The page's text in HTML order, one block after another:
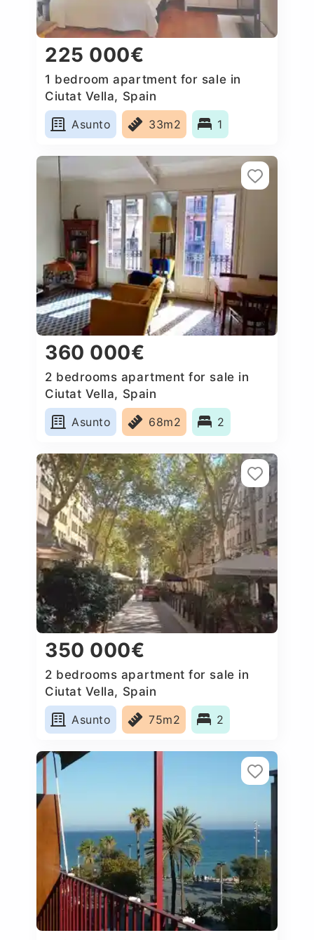
225 000€
1 bedroom apartment for sale in
Ciutat Vella, Spain
Asunto
33m2 1
360 000€
2 bedrooms apartment for sale in
Ciutat Vella, Spain
Asunto
68m2 2
350 000€
2 bedrooms apartment for sale in
Ciutat Vella, Spain
Asunto
75m2 2